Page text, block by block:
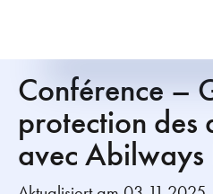
Conférence –
protection des
avec Abilways